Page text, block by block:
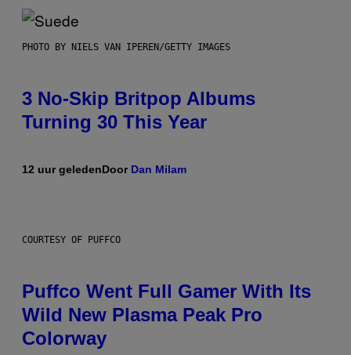
PHOTO BY NIELS VAN IPEREN/GETTY IMAGES
3 No-Skip Britpop Albums
Turning 30 This Year
12 uur geledenDoor Dan Milam
COURTESY OF PUFFCO
Puffco Went Full Gamer With Its
Wild New Plasma Peak Pro
Colorway